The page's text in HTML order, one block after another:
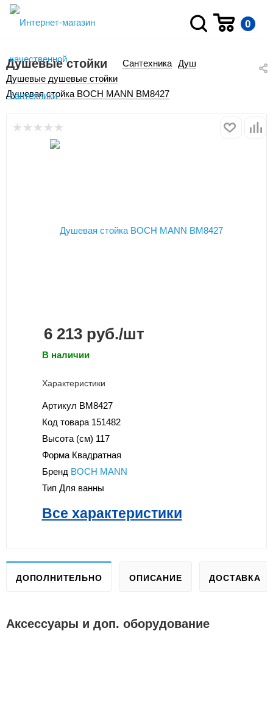
0
Душевые стойки Сантехника Душ
Душевые душевые стойки
Душевая стойка BOCH MANN BM8427
6 213руб./шт
В наличии
Характеристики
Артикул BM8427
Код товара 151482
Высота (см) 117
Форма Квадратная
Бренд BOCH MANN
Тип Для ванны
Все характеристики
ДОПОЛНИТЕЛЬНО ОПИСАНИЕ ДОСТАВКА
Аксессуары и доп. оборудование